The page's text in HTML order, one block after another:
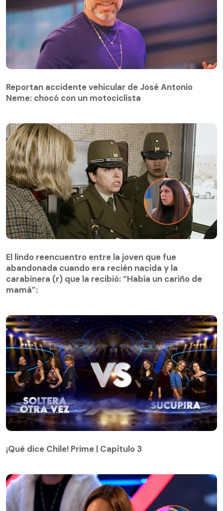
Reportan accidente vehicular de José Antonio
Neme: chocó con un motociclista
abandonada cuando era recién nacida y la
carabinera (r) que la recibió: “Había un cariño de
mamá”:
El lindo reencuentro entre la joven que fue
abandonada cuando era recién nacida y la
carabinera (r) que la recibió: “Había un cariño de
mamá”:
¡Qué dice Chile! Prime | Capítulo 3